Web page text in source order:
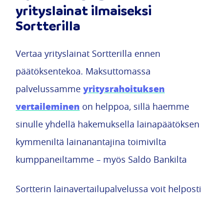
yrityslainat ilmaiseksi
Sortterilla
Vertaa yrityslainat Sortterilla ennen
päätöksentekoa. Maksuttomassa
palvelussamme yritysrahoituksen
vertaileminen on helppoa, sillä haemme
sinulle yhdellä hakemuksella lainapäätöksen
kymmeniltä lainanantajina toimivilta
kumppaneiltamme – myös Saldo Bankilta
Sortterin lainavertailupalvelussa voit helposti